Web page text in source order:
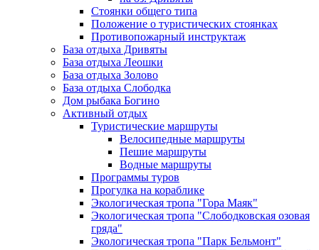
Стоянки общего типа
Положение о туристических стоянках
Противопожарный инструктаж
База отдыха Дривяты
База отдыха Леошки
База отдыха Золово
База отдыха Слободка
Дом рыбака Богино
Активный отдых
Туристические маршруты
Велосипедные маршруты
Пешие маршруты
Водные маршруты
Программы туров
Прогулка на кораблике
Экологическая тропа "Гора Маяк"
Экологическая тропа "Слободковская озовая
гряда"
Экологическая тропа "Парк Бельмонт"